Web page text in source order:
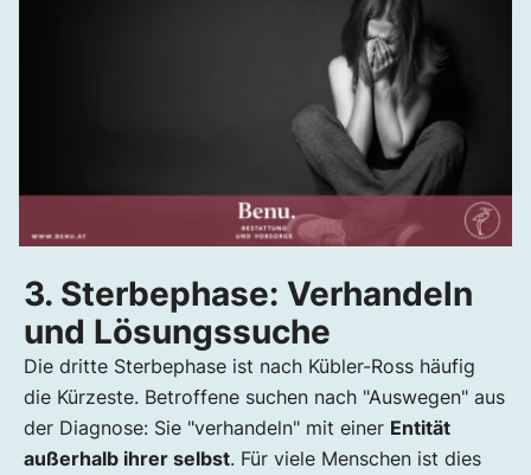
3. Sterbephase: Verhandeln
und Lösungssuche
Die dritte Sterbephase ist nach Kübler-Ross häufig
die Kürzeste. Betroffene suchen nach "Auswegen" aus
der Diagnose: Sie "verhandeln" mit einer Entität
außerhalb ihrer selbst. Für viele Menschen ist dies